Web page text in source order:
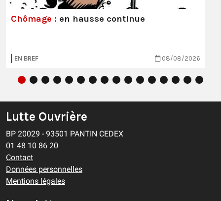
Chômage : en hausse continue
EN BREF 08/08/2026
Lutte Ouvrière
BP 20029 - 93501 PANTIN CEDEX
01 48 10 86 20
Contact
Données personnelles
Mentions légales